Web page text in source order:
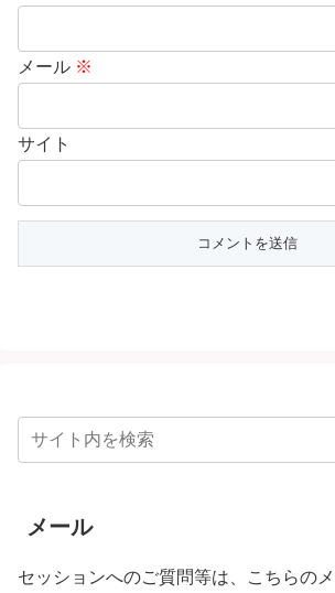
メール ※
サイト
メール
セッションへのご質問等は、こちらの